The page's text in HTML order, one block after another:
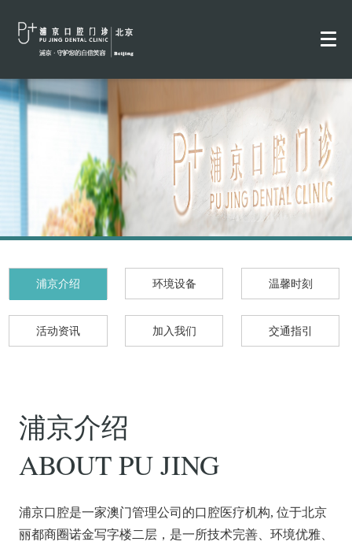
浦京介绍 环境设备 温馨时刻
活动资讯 加入我们 交通指引
浦京介绍
ABOUT PU JING
浦京口腔是一家澳门管理公司的口腔医疗机构, 位于北京
丽都商圈诺金写字楼二层，是一所技术完善、环境优雅、